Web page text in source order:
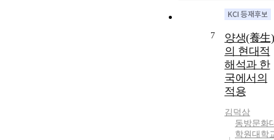
7
양생(養生)
의 현대적
해석과 한
국에서의
적용
김덕삼
동방문화
학원대학